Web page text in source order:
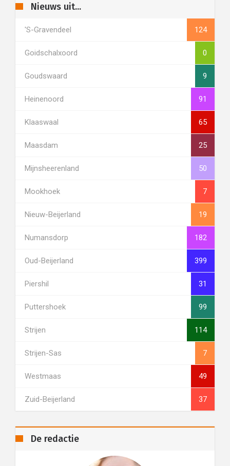
Nieuws uit...
's-Gravendeel 124
Goidschalxoord 0
Goudswaard 9
Heinenoord 91
Klaaswaal 65
Maasdam 25
Mijnsheerenland 50
Mookhoek 7
Nieuw-Beijerland 19
Numansdorp 182
Oud-Beijerland 399
Piershil 31
Puttershoek 99
Strijen 114
Strijen-Sas 7
Westmaas 49
Zuid-Beijerland 37
De redactie